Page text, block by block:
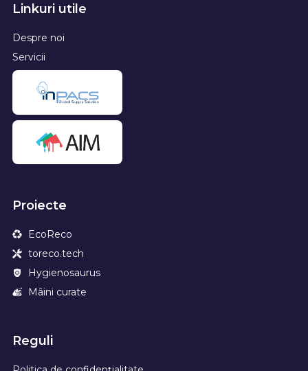
Linkuri utile
Despre noi
Servicii
Proiecte
EcoReco
toreco.tech
Hygienosaurus
Mâini curate
Reguli